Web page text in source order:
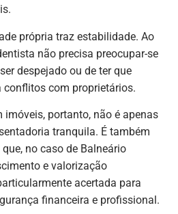
própria traz estabilidade. Ao
não precisa preocupar-se
despejado ou de ter que
conflitos com proprietários.
imóveis, portanto, não é apenas
tranquila. É também
no caso de Balneário
e valorização
acertada para
financeira e profissional.